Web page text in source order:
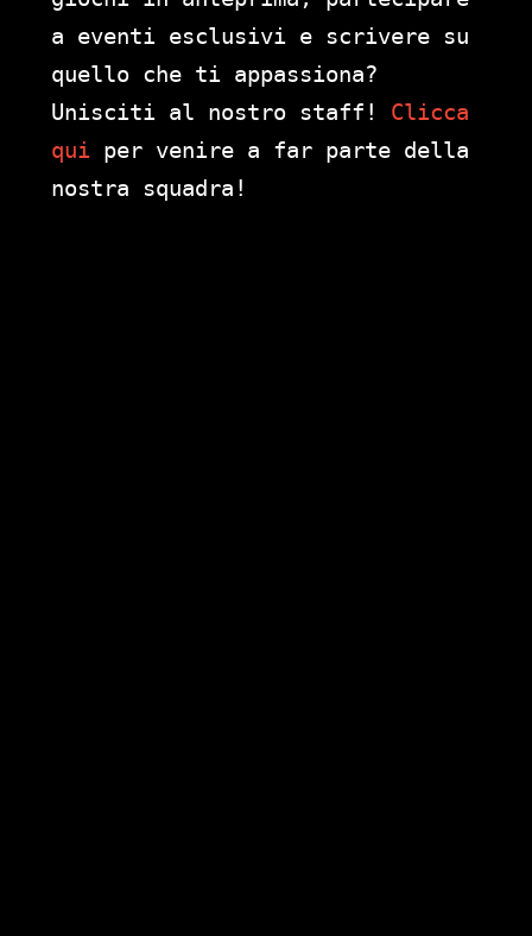
a eventi esclusivi e scrivere su
quello che ti appassiona?
Unisciti al nostro staff! Clicca
qui per venire a far parte della
nostra squadra!